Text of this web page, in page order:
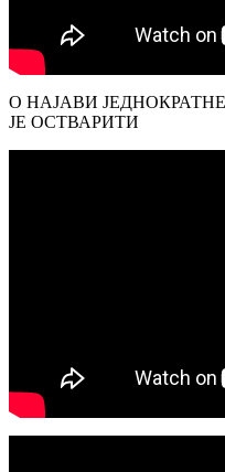
О НАЈАВИ
ЈЕ ОСТВАРИТИ